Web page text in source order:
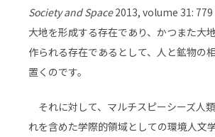
Society and Space2013, volume 31: 779
大地を形成する存在であり、かつまた大
作られる存在であるとして、人と鉱物の
置くのです。
それに対して、マルチスピーシーズ人
れを含めた学際的領域としての環境人文